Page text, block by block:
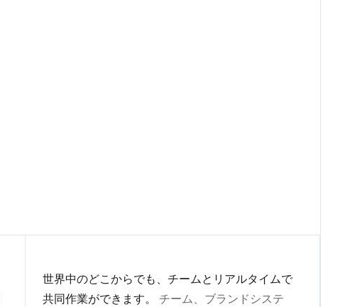
世界中のどこからでも、チームとリアルタイムで
共同作業ができます。
チーム、ブランドシステ